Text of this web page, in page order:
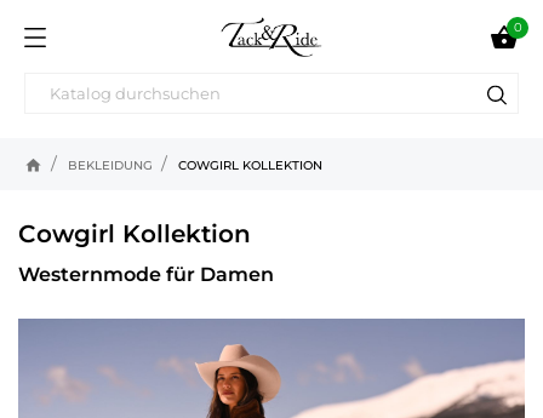
0
home BEKLEIDUNG COWGIRL KOLLEKTION
Cowgirl Kollektion
Westernmode für Damen